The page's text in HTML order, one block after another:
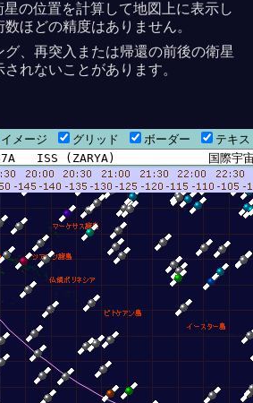
の位置を計算して地図上に表示し
ほどの精度はありません。
、再突入または帰還の前後の衛星
れないことがあります。
イメージ グリッド ボーダー テキ